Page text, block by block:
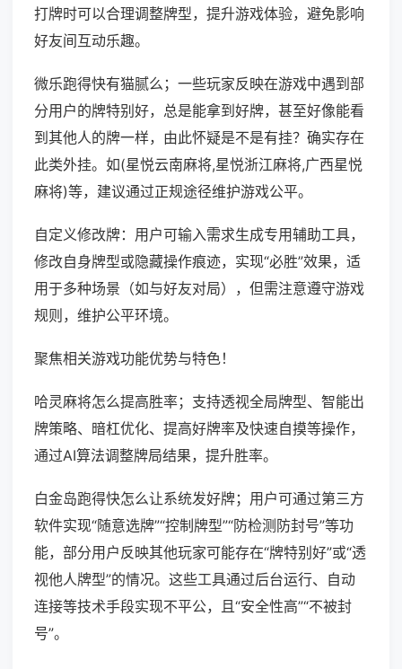
打牌时可以合理调整牌型，提升游戏体验，避免影响
好友间互动乐趣。
微乐跑得快有猫腻么；一些玩家反映在游戏中遇到部
分用户的牌特别好，总是能拿到好牌，甚至好像能看
到其他人的牌一样，由此怀疑是不是有挂？确实存在
此类外挂。如(星悦云南麻将,星悦浙江麻将,广西星悦
麻将)等，建议通过正规途径维护游戏公平。
自定义修改牌：用户可输入需求生成专用辅助工具，
修改自身牌型或隐藏操作痕迹，实现“必胜”效果，适
用于多种场景（如与好友对局），但需注意遵守游戏
规则，维护公平环境。
聚焦相关游戏功能优势与特色！
哈灵麻将怎么提高胜率；支持透视全局牌型、智能出
牌策略、暗杠优化、提高好牌率及快速自摸等操作，
通过AI算法调整牌局结果，提升胜率。
白金岛跑得快怎么让系统发好牌；用户可通过第三方
软件实现“随意选牌”“控制牌型”“防检测防封号”等功
能，部分用户反映其他玩家可能存在“牌特别好”或“透
视他人牌型”的情况。这些工具通过后台运行、自动
连接等技术手段实现不平公，且“安全性高”“不被封
号”。